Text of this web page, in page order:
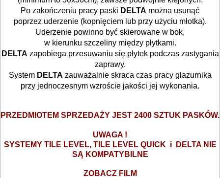
Koronki
glazurnicze
Akcesoria
Osprzęt
System
poziomowania
MASZYNY
Po zakończeniu pracy paski DELTA można usunąć
poprzez uderzenie (kopnięciem lub przy użyciu młotka).
Uderzenie powinno być skierowane w bok,
w kierunku szczeliny między płytkami.
DELTA zapobiega przesuwaniu się płytek podczas zastygania
zaprawy.
System DELTA zauważalnie skraca czas pracy glazurnika
przy jednoczesnym wzroście jakości jej wykonania.
PRZEDMIOTEM SPRZEDAŻY JEST 2400 SZTUK PASKÓW.
UWAGA !
SYSTEMY TILE LEVEL, TILE LEVEL QUICK i DELTA NIE
SĄ KOMPATYBILNE
ZOBACZ FILM